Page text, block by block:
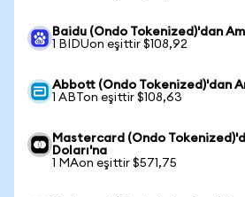
Baidu (Ondo Tokenized)'dan
1 BIDUon eşittir $108,92
Abbott (Ondo Tokenized)'dan
1 ABTon eşittir $108,63
Mastercard (Ondo
Doları'na
1 MAon eşittir $571,75